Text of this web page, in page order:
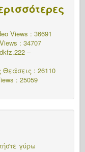
Views : 36691
: 34707
–
Θεάσεις : 26110
: 25059
γύρω